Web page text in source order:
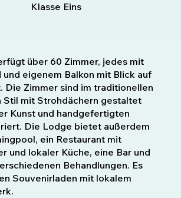
Klasse Eins
über 60 Zimmer, jedes mit
und eigenem Balkon mit Blick auf
Die Zimmer sind im traditionellen
Stil mit Strohdächern gestaltet
Kunst und handgefertigten
Die Lodge bietet außerdem
ein Restaurant mit
und lokaler Küche, eine Bar und
Behandlungen. Es
Souvenirladen mit lokalem